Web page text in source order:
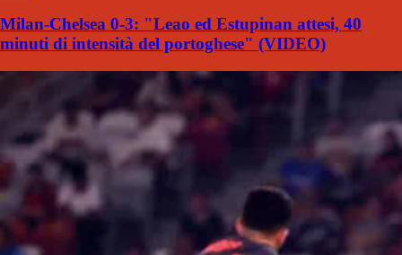
Milan-Chelsea 0-3: "Leao ed Estupinan attesi, 40
minuti di intensità del portoghese" (VIDEO)